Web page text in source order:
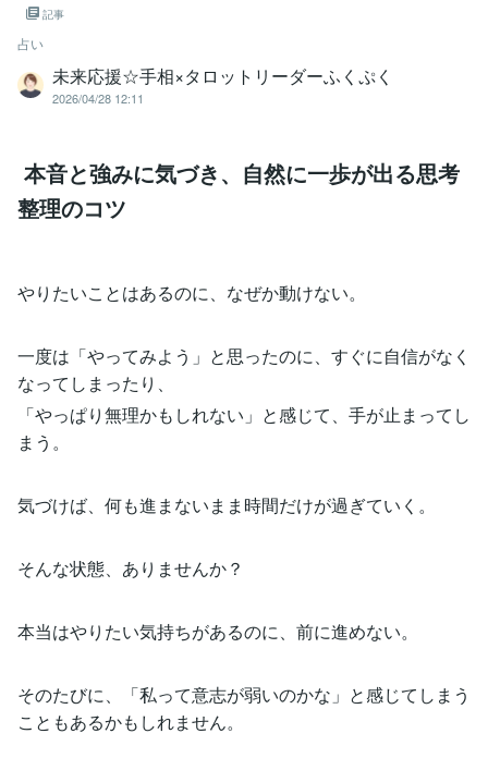
記事
占い
未来応援☆手相×タロットリーダーふくぷく
2026/04/28 12:11
本音と強みに気づき、自然に一歩が出る思考
整理のコツ
やりたいことはあるのに、なぜか動けない。
一度は「やってみよう」と思ったのに、すぐに自信がなく
なってしまったり、
「やっぱり無理かもしれない」と感じて、手が止まってし
まう。
気づけば、何も進まないまま時間だけが過ぎていく。
そんな状態、ありませんか？
本当はやりたい気持ちがあるのに、前に進めない。
そのたびに、「私って意志が弱いのかな」と感じてしまう
こともあるかもしれません。